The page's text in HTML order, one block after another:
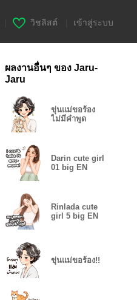
วิชลิสต์ เข้าสู่ระบบ
ผลงานอื่นๆ ของ Jaru-
Jaru
ขุ่นแม่ขอร้อง
ไม่มีคำพูด
Darin cute girl
01 big EN
Rinlada cute
girl 5 big EN
ขุ่นแม่ขอร้อง!!